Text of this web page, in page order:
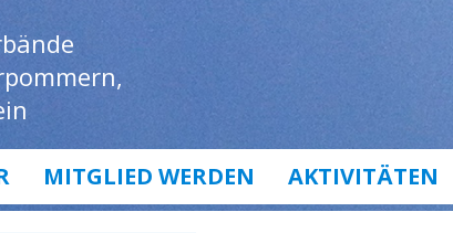
MITGLIED WERDEN AKTIVITÄTEN